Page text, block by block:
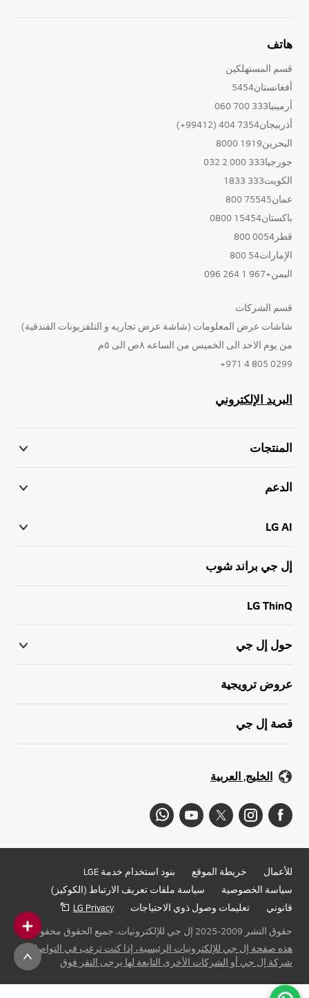
هاتف
قسم المستهلكين
أفغانستان5454
أرمينيا333 700 060
أذربيجان7354 404 (99412+)
البحرين1919 8000
جورجيا333 000 2 032
الكويت333 1833
عمان75545 800
باكستان15454 0800
قطر0054 800
الإمارات54 800
اليمن+967 1 264 096
قسم الشركات
شاشات عرض المعلومات (شاشة عرض تجاريه و التلفزيونات الفندقية)
من يوم الاحد الى الخميس من الساعه ٨ص الى ٥م
0299 805 4 971+
البريد الإلكتروني
المنتجات
الدعم
LG AI
إل جي براند شوب
LG ThinQ
حول إل جي
عروض ترويجية
قصة إل جي
الخليج, العربية
للأعمال خريطة الموقع
بنود استخدام خدمة LGE
سياسة الخصوصية
سياسة ملفات تعريف الارتباط (الكوكيز)
قانوني
تعليمات وصول ذوي الاحتياجات
LG Privacy
حقوق النشر 2009-2025 إل جي للإلكترونيات. جميع الحقوق محفوظة
هذه صفحة إل جي للإلكترونيات الرئيسية، إذا كنت ترغب في التواصل مع
شركة إل جي أو الشركات الأخرى التابعة لها يرجى النقر فوق